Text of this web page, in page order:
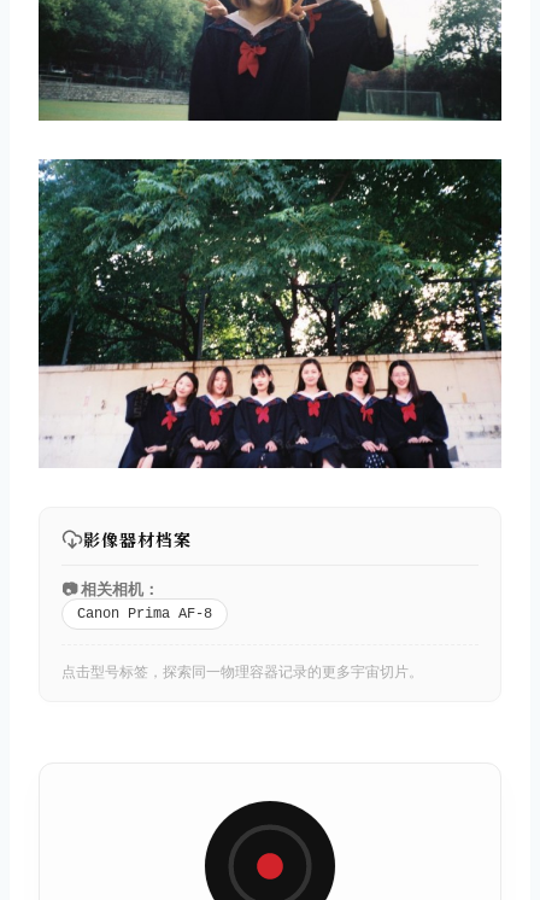
影像器材档案
📷 相关相机：
Canon Prima AF-8
点击型号标签，探索同一物理容器记录的更多宇宙切片。